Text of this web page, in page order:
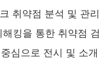
취약점 분석 및 관리
해킹을 통한 취약점 검
심으로 전시 및 소개